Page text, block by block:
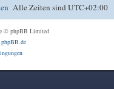
Alle Zeiten sindUTC+02:00
© phpBB Limited
phpBB.de